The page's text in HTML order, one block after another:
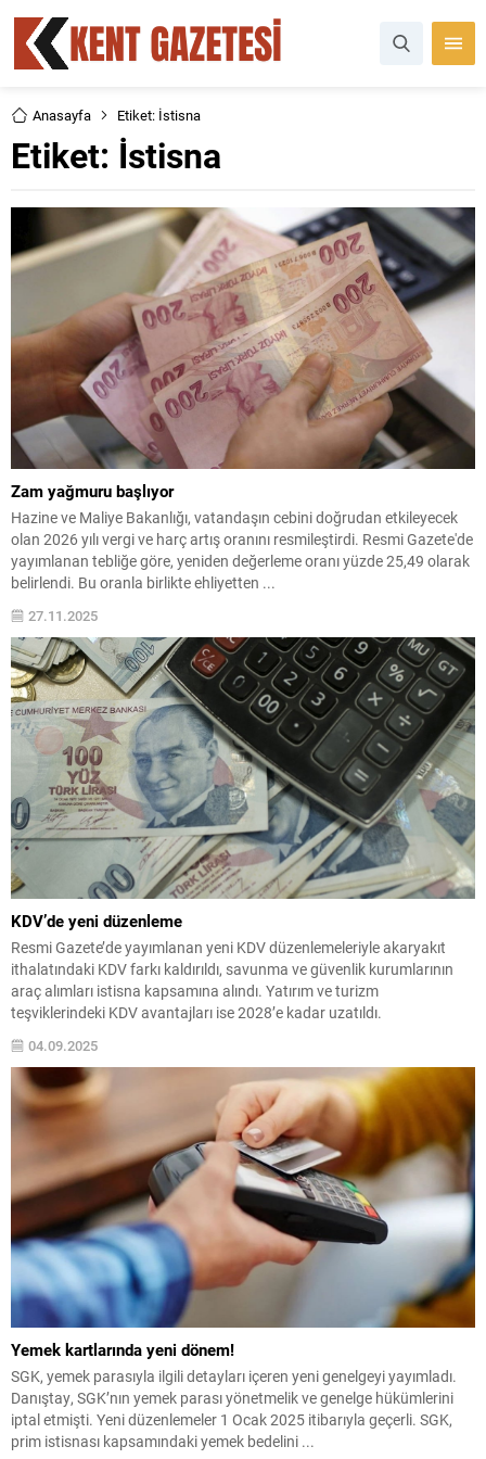
Anasayfa Etiket: İstisna
Etiket: İstisna
Zam yağmuru başlıyor
Hazine ve Maliye Bakanlığı, vatandaşın cebini doğrudan etkileyecek
olan 2026 yılı vergi ve harç artış oranını resmileştirdi. Resmi Gazete'de
yayımlanan tebliğe göre, yeniden değerleme oranı yüzde 25,49 olarak
belirlendi. Bu oranla birlikte ehliyetten ...
27.11.2025
KDV’de yeni düzenleme
Resmi Gazete’de yayımlanan yeni KDV düzenlemeleriyle akaryakıt
ithalatındaki KDV farkı kaldırıldı, savunma ve güvenlik kurumlarının
araç alımları istisna kapsamına alındı. Yatırım ve turizm
teşviklerindeki KDV avantajları ise 2028’e kadar uzatıldı.
04.09.2025
Yemek kartlarında yeni dönem!
SGK, yemek parasıyla ilgili detayları içeren yeni genelgeyi yayımladı.
Danıştay, SGK’nın yemek parası yönetmelik ve genelge hükümlerini
iptal etmişti. Yeni düzenlemeler 1 Ocak 2025 itibarıyla geçerli. SGK,
prim istisnası kapsamındaki yemek bedelini ...